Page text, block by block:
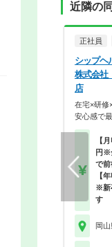
近隣の
正社員
シップヘ
株式会社
店
在宅×研修
安心感で
【
円※
で前
【
※新
す
岡